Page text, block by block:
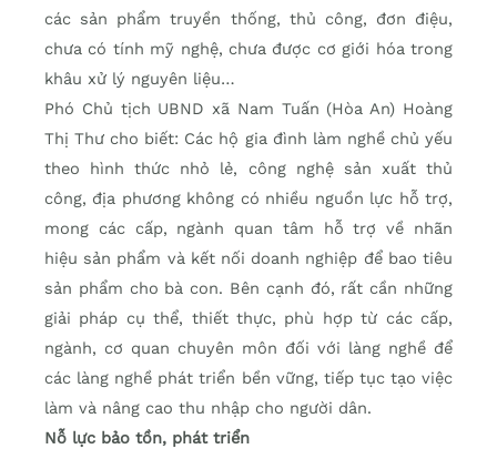
các sản phẩm truyền thống, thủ công, đơn điệu,
chưa có tính mỹ nghệ, chưa được cơ giới hóa trong
khâu xử lý nguyên liệu…
Phó Chủ tịch UBND xã Nam Tuấn (Hòa An) Hoàng
Thị Thư cho biết: Các hộ gia đình làm nghề chủ yếu
theo hình thức nhỏ lẻ, công nghệ sản xuất thủ
công, địa phương không có nhiều nguồn lực hỗ trợ,
mong các cấp, ngành quan tâm hỗ trợ về nhãn
hiệu sản phẩm và kết nối doanh nghiệp để bao tiêu
sản phẩm cho bà con. Bên cạnh đó, rất cần những
giải pháp cụ thể, thiết thực, phù hợp từ các cấp,
ngành, cơ quan chuyên môn đối với làng nghề để
các làng nghề phát triển bền vững, tiếp tục tạo việc
làm và nâng cao thu nhập cho người dân.
Nỗ lực bảo tồn, phát triển